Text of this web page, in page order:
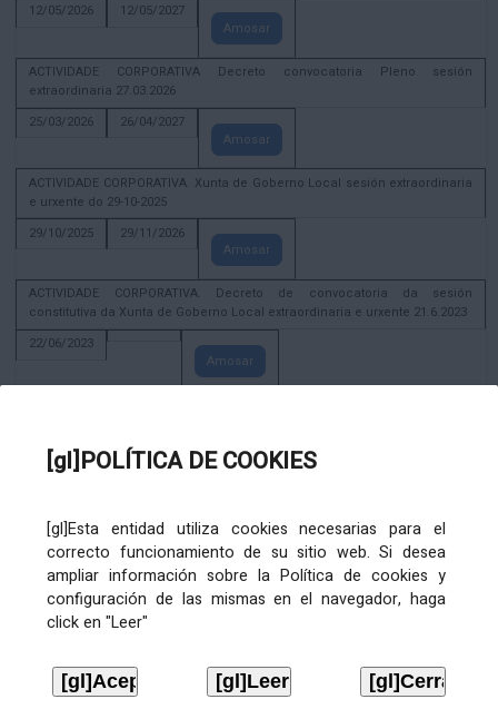
[gl]POLÍTICA DE COOKIES
[gl]Esta entidad utiliza cookies necesarias para el
correcto funcionamiento de su sitio web. Si desea
ampliar información sobre la Política de cookies y
configuración de las mismas en el navegador, haga
click en "Leer"
12/05/2026
12/05/2027
Amosar
ACTIVIDADE CORPORATIVA Decreto convocatoria Pleno sesión
extraordinaria 27.03.2026
25/03/2026
26/04/2027
Amosar
ACTIVIDADE CORPORATIVA. Xunta de Goberno Local sesión extraordinaria
e urxente do 29-10-2025
29/10/2025
29/11/2026
Amosar
ACTIVIDADE CORPORATIVA. Decreto de convocatoria da sesión
constitutiva da Xunta de Goberno Local extraordinaria e urxente 21.6.2023
22/06/2023
Amosar
Amosar
28/12/2020
Amosar
ACTIVIDADE CORPORATIVA. Extracto do Pleno ordinario de data 2.7.2020
ACTIVIDADE CORPORATIVA. Extracto da Xunta de Goberno Local de 17 de